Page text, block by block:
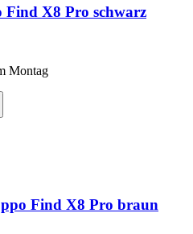
Find X8 Pro schwarz
Montag
Find X8 Pro braun